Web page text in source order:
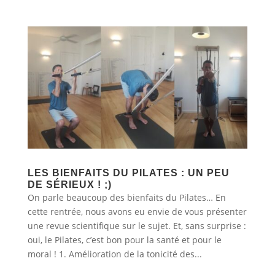
LES BIENFAITS DU PILATES : UN PEU
DE SÉRIEUX ! ;)
On parle beaucoup des bienfaits du Pilates… En
cette rentrée, nous avons eu envie de vous présenter
une revue scientifique sur le sujet. Et, sans surprise :
oui, le Pilates, c’est bon pour la santé et pour le
moral ! 1. Amélioration de la tonicité des...